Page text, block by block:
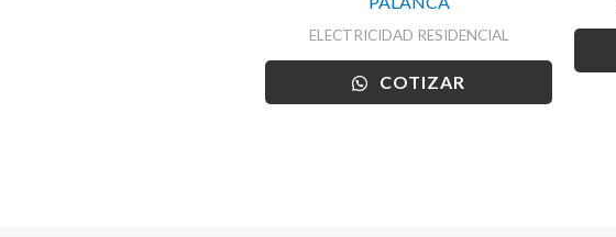
ELECTRICIDAD RESIDENCIAL
COTIZAR